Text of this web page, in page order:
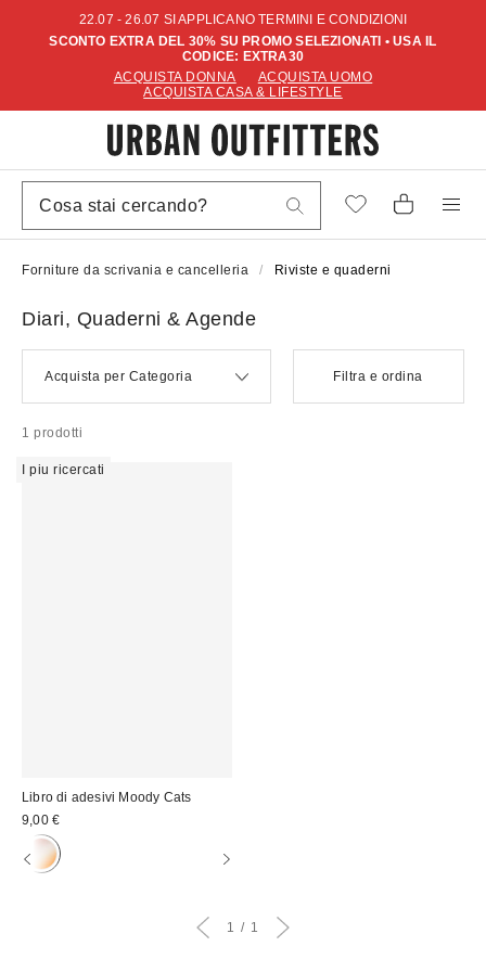
22.07 - 26.07 SI APPLICANO TERMINI E CONDIZIONI
SCONTO EXTRA DEL 30% SU PROMO SELEZIONATI • USA IL
CODICE: EXTRA30
ACQUISTA DONNA
ACQUISTA UOMO
ACQUISTA CASA & LIFESTYLE
Forniture da scrivania e cancelleria Riviste e quaderni
Diari, Quaderni & Agende
Acquista per Categoria Filtra e ordina
1 prodotti
I piu ricercati
Libro di adesivi Moody Cats
9,00 €
1 1